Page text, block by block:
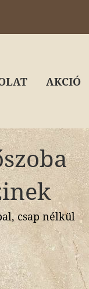
AKCIÓ
csap nélkül